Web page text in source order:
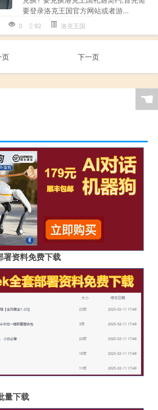
要登录洛克王国官方网站或者游...
0 92 洛克王国
页 下一页
☚
资料免费下载
量下载